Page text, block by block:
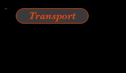
Transport